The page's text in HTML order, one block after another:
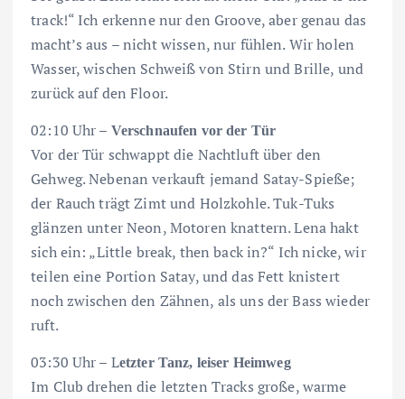
track!“ Ich erkenne nur den Groove, aber genau das
macht’s aus – nicht wissen, nur fühlen. Wir holen
Wasser, wischen Schweiß von Stirn und Brille, und
zurück auf den Floor.
02:10 Uhr – Verschnaufen vor der Tür
Vor der Tür schwappt die Nachtluft über den
Gehweg. Nebenan verkauft jemand Satay-Spieße;
der Rauch trägt Zimt und Holzkohle. Tuk-Tuks
glänzen unter Neon, Motoren knattern. Lena hakt
sich ein: „Little break, then back in?“ Ich nicke, wir
teilen eine Portion Satay, und das Fett knistert
noch zwischen den Zähnen, als uns der Bass wieder
ruft.
03:30 Uhr – Letzter Tanz, leiser Heimweg
Im Club drehen die letzten Tracks große, warme